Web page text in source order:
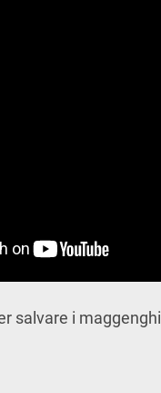
salvare i maggenghi